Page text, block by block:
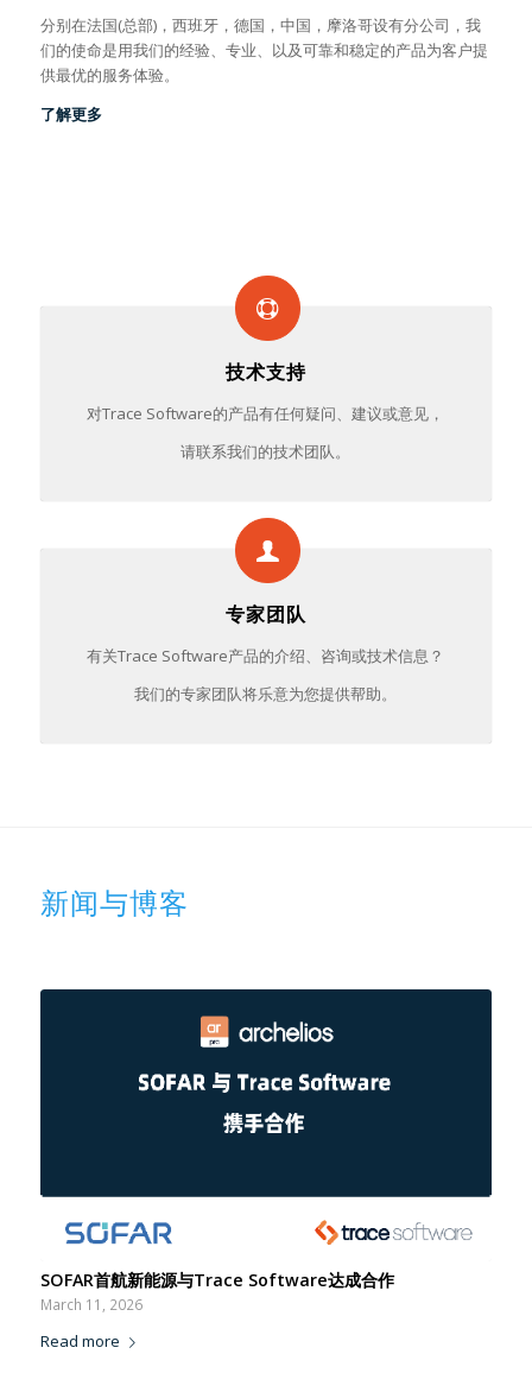
分别在法国(总部)，西班牙，德国，中国，摩洛哥设有分公司，我
们的使命是用我们的经验、专业、以及可靠和稳定的产品为客户提
供最优的服务体验。
了解更多
技术支持
对Trace Software的产品有任何疑问、建议或意见，
请联系我们的技术团队。
专家团队
有关Trace Software产品的介绍、咨询或技术信息？
我们的专家团队将乐意为您提供帮助。
新闻与博客
SOFAR首航新能源与Trace Software达成合作
March 11, 2026
Read more